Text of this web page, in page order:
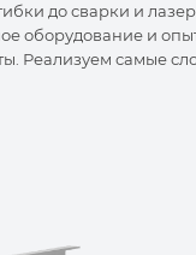
до сварки и
оборудование и
Реализуем самые